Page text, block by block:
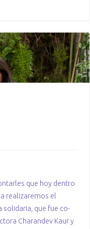
que hoy dentro
realizaremos el
que fue co-
Charandev Kaur y